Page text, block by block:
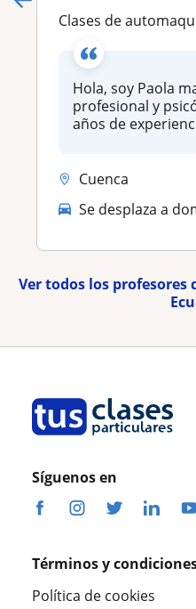
Clases de automaquillaje, maquillaje
Hola, soy Paola
profesional y
años de
Cuenca
Se desplaza a
Ver todos los profesores
Síguenos en
Términos y
Política de cookies